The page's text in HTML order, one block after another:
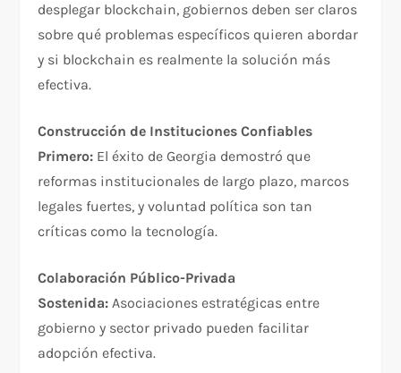
desplegar blockchain, gobiernos deben ser claros
sobre qué problemas específicos quieren abordar
y si blockchain es realmente la solución más
efectiva.​
Construcción de Instituciones Confiables
Primero: El éxito de Georgia demostró que
reformas institucionales de largo plazo, marcos
legales fuertes, y voluntad política son tan
críticas como la tecnología.​
Colaboración Público-Privada
Sostenida: Asociaciones estratégicas entre
gobierno y sector privado pueden facilitar
adopción efectiva.​